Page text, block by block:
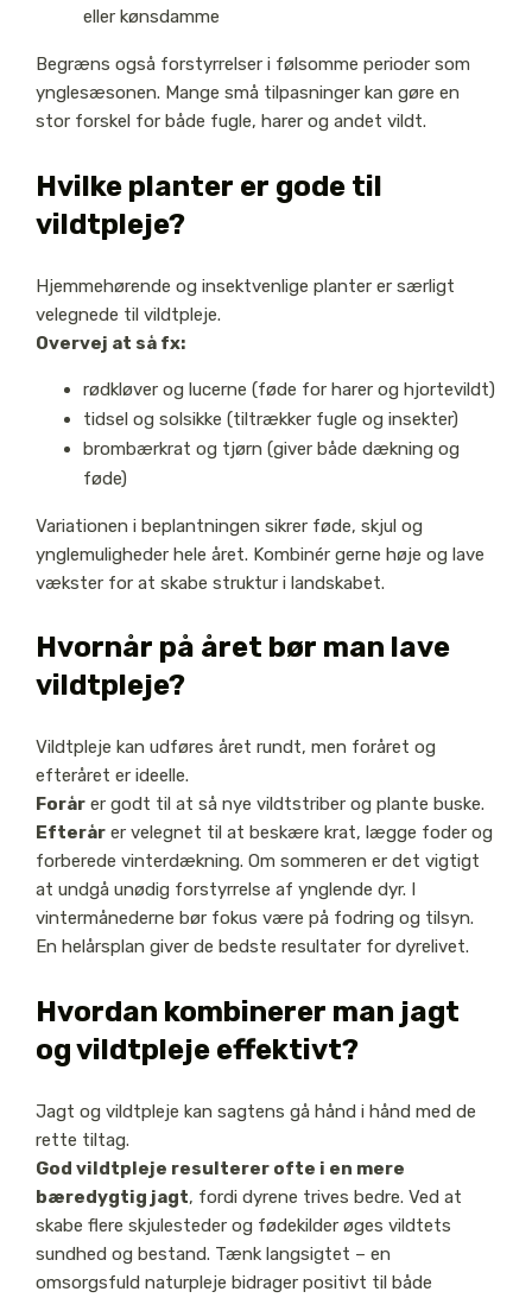
eller kønsdamme
Begræns også forstyrrelser i følsomme perioder som
ynglesæsonen. Mange små tilpasninger kan gøre en
stor forskel for både fugle, harer og andet vildt.
Hvilke planter er gode til
vildtpleje?
Hjemmehørende og insektvenlige planter er særligt
velegnede til vildtpleje.
Overvej at så fx:
rødkløver og lucerne (føde for harer og hjortevildt)
tidsel og solsikke (tiltrækker fugle og insekter)
brombærkrat og tjørn (giver både dækning og
føde)
Variationen i beplantningen sikrer føde, skjul og
ynglemuligheder hele året. Kombinér gerne høje og lave
vækster for at skabe struktur i landskabet.
Hvornår på året bør man lave
vildtpleje?
Vildtpleje kan udføres året rundt, men foråret og
efteråret er ideelle.
Forårer godt til at så nye vildtstriber og plante buske.
Efterårer velegnet til at beskære krat, lægge foder og
forberede vinterdækning. Om sommeren er det vigtigt
at undgå unødig forstyrrelse af ynglende dyr. I
vintermånederne bør fokus være på fodring og tilsyn.
En helårsplan giver de bedste resultater for dyrelivet.
Hvordan kombinerer man jagt
og vildtpleje effektivt?
Jagt og vildtpleje kan sagtens gå hånd i hånd med de
rette tiltag.
God vildtpleje resulterer ofte i en mere
bæredygtig jagt, fordi dyrene trives bedre. Ved at
skabe flere skjulesteder og fødekilder øges vildtets
sundhed og bestand. Tænk langsigtet – en
omsorgsfuld naturpleje bidrager positivt til både